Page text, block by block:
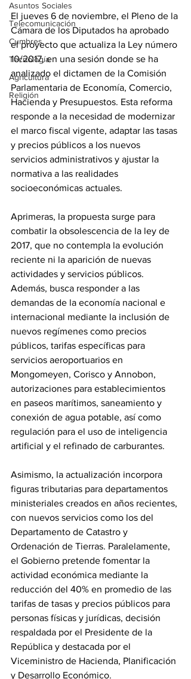
Asuntos Sociales
Telecomunicación
Cumbres
Tecnología
Agricultura
Religión
El jueves 6 de noviembre, el Pleno de la
Cámara de los Diputados ha aprobado
el proyecto que actualiza la Ley número
10/2017, en una sesión donde se ha
analizado el dictamen de la Comisión
Parlamentaria de Economía, Comercio,
Hacienda y Presupuestos. Esta reforma
responde a la necesidad de modernizar
el marco fiscal vigente, adaptar las tasas
y precios públicos a los nuevos
servicios administrativos y ajustar la
normativa a las realidades
socioeconómicas actuales.
Aprimeras, la propuesta surge para
combatir la obsolescencia de la ley de
2017, que no contempla la evolución
reciente ni la aparición de nuevas
actividades y servicios públicos.
Además, busca responder a las
demandas de la economía nacional e
internacional mediante la inclusión de
nuevos regímenes como precios
públicos, tarifas específicas para
servicios aeroportuarios en
Mongomeyen, Corisco y Annobon,
autorizaciones para establecimientos
en paseos marítimos, saneamiento y
conexión de agua potable, así como
regulación para el uso de inteligencia
artificial y el refinado de carburantes.
Asimismo, la actualización incorpora
figuras tributarias para departamentos
ministeriales creados en años recientes,
con nuevos servicios como los del
Departamento de Catastro y
Ordenación de Tierras. Paralelamente,
el Gobierno pretende fomentar la
actividad económica mediante la
reducción del 40% en promedio de las
tarifas de tasas y precios públicos para
personas físicas y jurídicas, decisión
respaldada por el Presidente de la
República y destacada por el
Viceministro de Hacienda, Planificación
y Desarrollo Económico.